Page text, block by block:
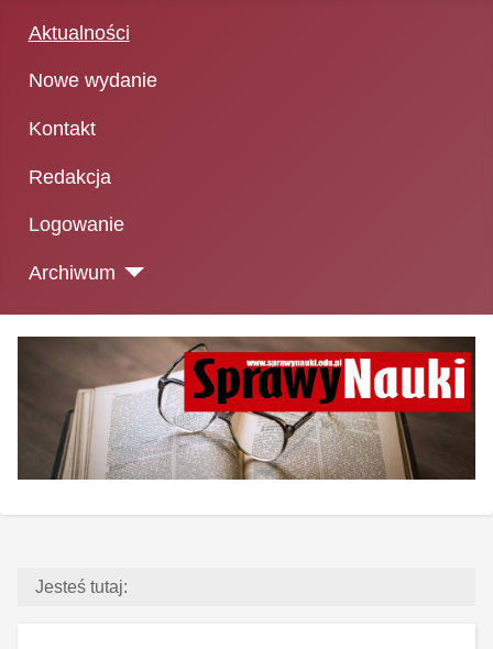
Aktualności
Nowe wydanie
Kontakt
Redakcja
Logowanie
Archiwum
Jesteś tutaj: